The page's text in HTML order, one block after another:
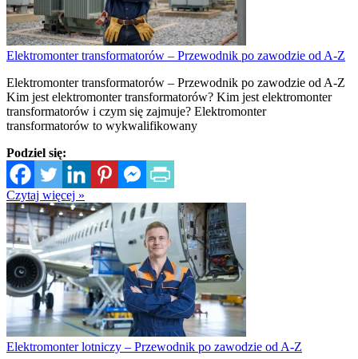
Elektromonter transformatorów – Przewodnik po zawodzie od A-Z
Elektromonter transformatorów – Przewodnik po zawodzie od A-Z
Kim jest elektromonter transformatorów? Kim jest elektromonter
transformatorów i czym się zajmuje? Elektromonter
transformatorów to wykwalifikowany
Podziel się:
Czytaj więcej »
Elektromonter lotniczy – Przewodnik po zawodzie od A-Z